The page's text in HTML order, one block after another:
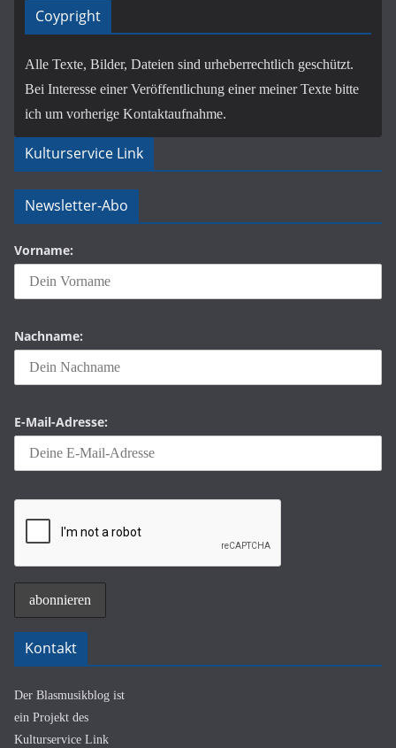
Coypright
Alle Texte, Bilder, Dateien sind urheberrechtlich geschützt.
Bei Interesse einer Veröffentlichung einer meiner Texte bitte
ich um vorherige Kontaktaufnahme.
Kulturservice Link
Newsletter-Abo
Vorname:
Nachname:
E-Mail-Adresse:
Kontakt
Der Blasmusikblog ist
ein Projekt des
Kulturservice Link